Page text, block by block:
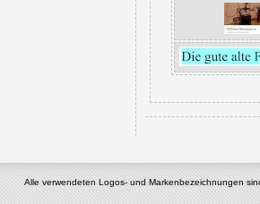
Alle verwendeten Logos- und Markenbezeichnungen